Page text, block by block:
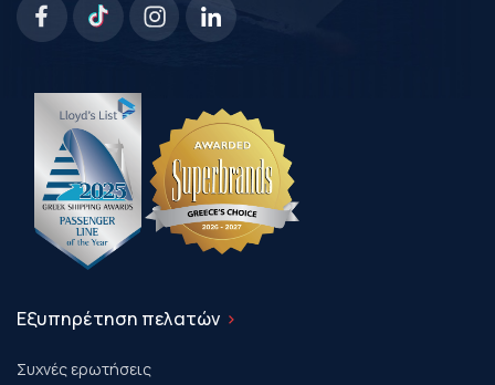
Εξυπηρέτηση πελατών
Συχνές ερωτήσεις